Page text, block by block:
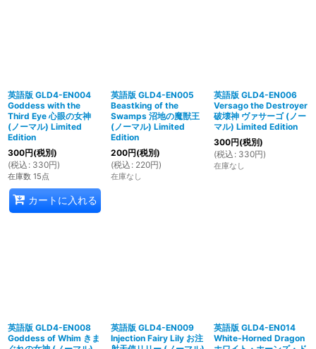
英語版 GLD4-EN004
Goddess with the
Third Eye 心眼の女神
(ノーマル) Limited
Edition
300円(税別)
(税込 : 330円)
在庫数 15点
カートに入れる
英語版 GLD4-EN005
Beastking of the
Swamps 沼地の魔獣王
(ノーマル) Limited
Edition
200円(税別)
(税込 : 220円)
在庫なし
英語版 GLD4-EN006
Versago the Destroyer
破壊神 ヴァサーゴ (ノー
マル) Limited Edition
300円(税別)
(税込 : 330円)
在庫なし
英語版 GLD4-EN008
Goddess of Whim きま
英語版 GLD4-EN009
Injection Fairy Lily お注
英語版 GLD4-EN014
White-Horned Dragon